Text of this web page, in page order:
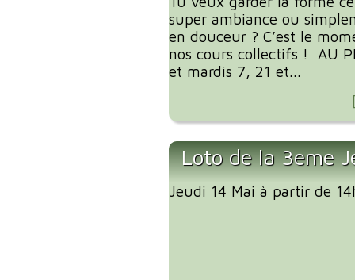
super ambiance ou
en douceur ? C’est le
nos cours collectifs ! AU
et mardis 7, 21 et...
Loto de la 3eme
Jeudi 14 Mai à partir de